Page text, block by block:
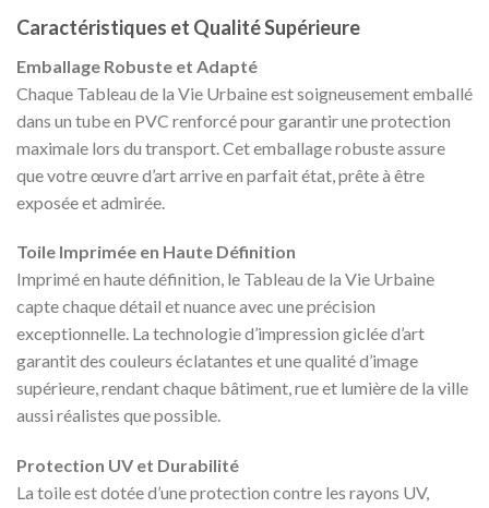
Caractéristiques et Qualité Supérieure
Emballage Robuste et Adapté
Chaque Tableau de la Vie Urbaine est soigneusement emballé
dans un tube en PVC renforcé pour garantir une protection
maximale lors du transport. Cet emballage robuste assure
que votre œuvre d’art arrive en parfait état, prête à être
exposée et admirée.
Toile Imprimée en Haute Définition
Imprimé en haute définition, le Tableau de la Vie Urbaine
capte chaque détail et nuance avec une précision
exceptionnelle. La technologie d’impression giclée d’art
garantit des couleurs éclatantes et une qualité d’image
supérieure, rendant chaque bâtiment, rue et lumière de la ville
aussi réalistes que possible.
Protection UV et Durabilité
La toile est dotée d’une protection contre les rayons UV,